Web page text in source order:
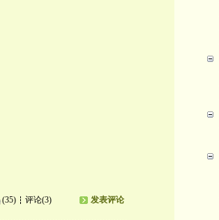
(35) 评论(3) 发表评论